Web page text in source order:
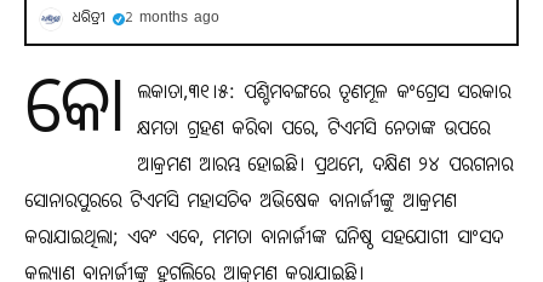
ଧରିତ୍ରୀ 2 months ago
କୋ
ଲକାତା,୩୧।୫: ପଶ୍ଚିମବଙ୍ଗରେ ତୃଣମୂଳ କଂଗ୍ରେସ ସରକାର
କ୍ଷମତା ଗ୍ରହଣ କରିବା ପରେ, ଟିଏମସି ନେତାଙ୍କ ଉପରେ
ଆକ୍ରମଣ ଆରମ୍ଭ ହୋଇଛି। ପ୍ରଥମେ, ଦକ୍ଷିଣ ୨୪ ପରଗନାର
ସୋନାରପୁରରେ ଟିଏମସି ମହାସଚିବ ଅଭିଷେକ ବାନାର୍ଜୀଙ୍କୁ ଆକ୍ରମଣ
କରାଯାଇଥିଲା; ଏବଂ ଏବେ, ମମତା ବାନାର୍ଜୀଙ୍କ ଘନିଷ୍ଠ ସହଯୋଗୀ ସାଂସଦ
କଲ୍ୟାଣ ବାନାର୍ଜୀଙ୍କୁ ହୁଗଲିରେ ଆକ୍ରମଣ କରାଯାଇଛି।